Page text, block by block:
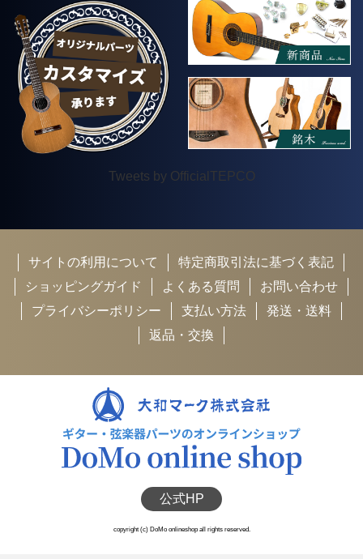
Tweets by OfficialTEPCO
サイトの利用について
特定商取引法に基づく表記
ショッピングガイド
よくある質問
お問い合わせ
プライバシーポリシー
支払い方法
発送・送料
返品・交換
公式HP
copyright (c) DoMo onlineshop all rights reserved.